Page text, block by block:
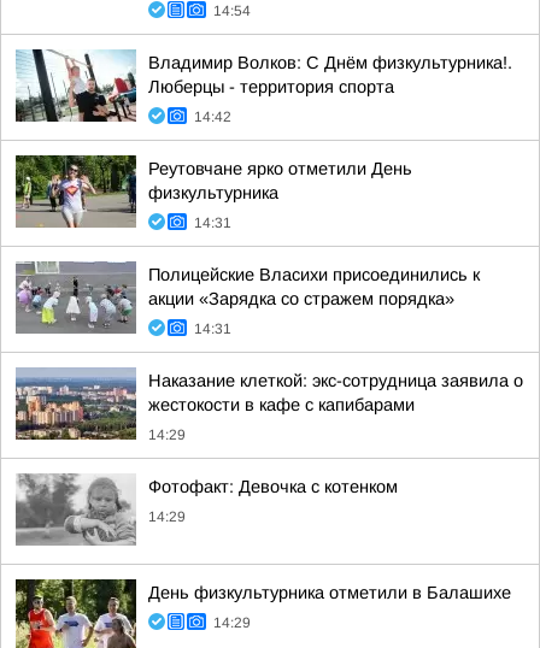
14:54
Владимир Волков: С Днём физкультурника!.
Люберцы - территория спорта
14:42
Реутовчане ярко отметили День
физкультурника
14:31
Полицейские Власихи присоединились к
акции «Зарядка со стражем порядка»
14:31
Наказание клеткой: экс-сотрудница заявила о
жестокости в кафе с капибарами
14:29
Фотофакт: Девочка с котенком
14:29
День физкультурника отметили в Балашихе
14:29